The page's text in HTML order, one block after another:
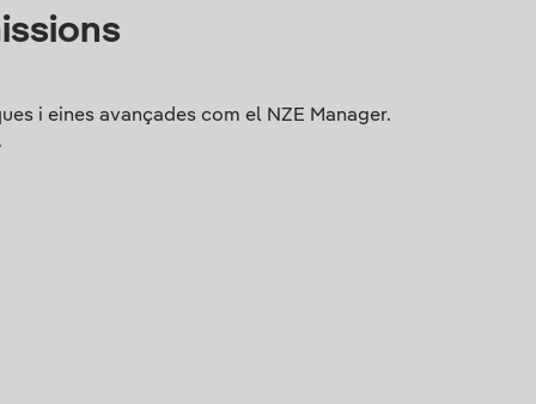
i eines avançades com el NZE Manager.